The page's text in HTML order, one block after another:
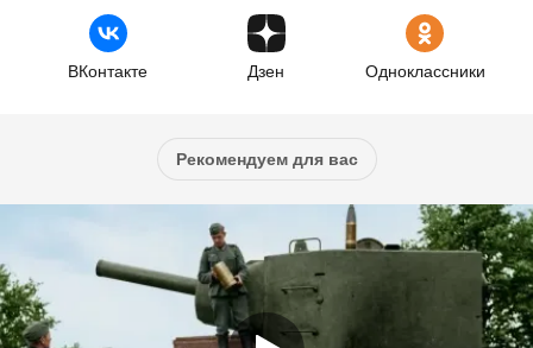
ВКонтакте Дзен Одноклассники
Рекомендуем для вас